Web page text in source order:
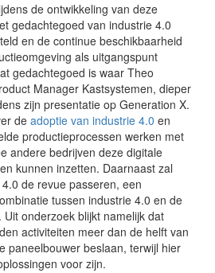
de ontwikkeling van deze
gedachtegoed van industrie 4.0
en de continue beschikbaarheid
als uitgangspunt
gedachtegoed is waar Theo
Manager Kastsystemen, dieper
zijn presentatie op Generation X.
deadoptie van industrie 4.0 en
productieprocessen werken met
andere bedrijven deze digitale
kunnen inzetten. Daarnaast zal
de revue passeren, een
tussen industrie 4.0 en de
Uit onderzoek blijkt namelijk dat
activiteiten meer dan de helft van
paneelbouwer beslaan, terwijl hier
voor zijn.